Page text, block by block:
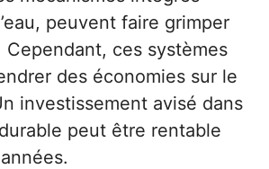
peuvent faire grimper
ces systèmes
des économies sur le
investissement avisé dans
peut être rentable